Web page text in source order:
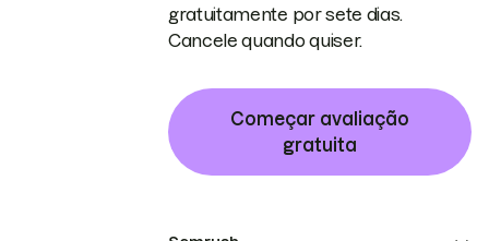
gratuitamente por sete dias.
Cancele quando quiser.
Começar avaliação
gratuita